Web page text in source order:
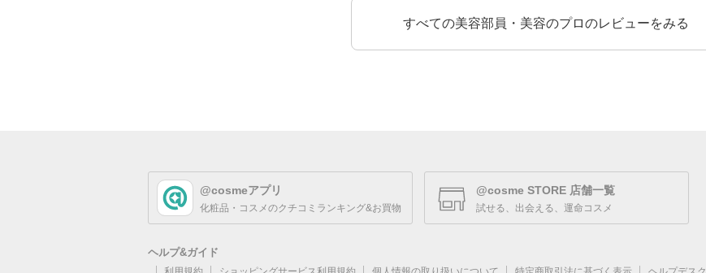
すべての美容部員・美容のプロのレビューをみる
@cosmeアプリ
化粧品・コスメのクチコミランキング&お買物
@cosme STORE 店舗一覧
試せる、出会える、運命コスメ
ヘルプ&ガイド